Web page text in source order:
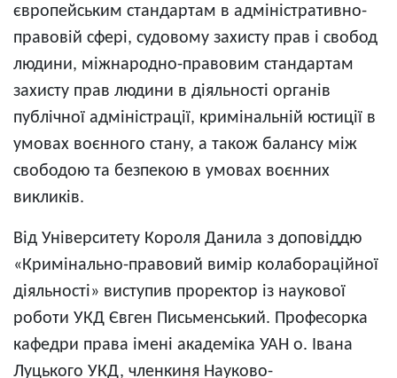
європейським стандартам в адміністративно-
правовій сфері, судовому захисту прав і свобод
людини, міжнародно-правовим стандартам
захисту прав людини в діяльності органів
публічної адміністрації, кримінальній юстиції в
умовах воєнного стану, а також балансу між
свободою та безпекою в умовах воєнних
викликів.
Від Університету Короля Данила з доповіддю
«Кримінально-правовий вимір колабораційної
діяльності» виступив проректор із наукової
роботи УКД Євген Письменський. Професорка
кафедри права імені академіка УАН о. Івана
Луцького УКД, членкиня Науково-